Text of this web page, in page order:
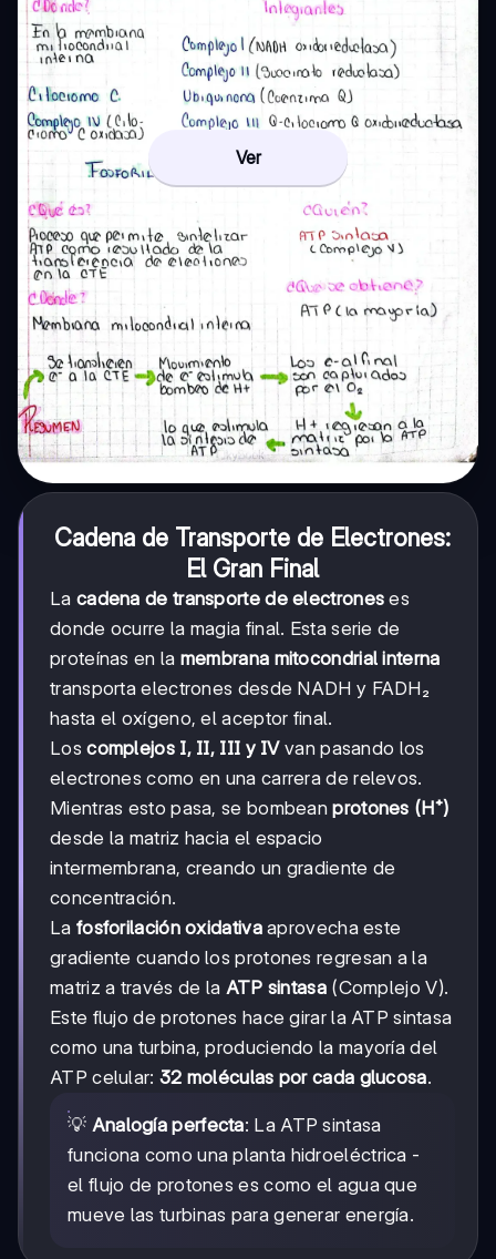
Ver
Cadena de Transporte de Electrones:
El Gran Final
La cadena de transporte de electrones es
donde ocurre la magia final. Esta serie de
proteínas en la membrana mitocondrial interna
transporta electrones desde NADH y FADH₂
hasta el oxígeno, el aceptor final.
Loscomplejos I, II, III y IVvan pasando los
electrones como en una carrera de relevos.
Mientras esto pasa, se bombeanprotones (H⁺)
desde la matriz hacia el espacio
intermembrana, creando un gradiente de
concentración.
La fosforilación oxidativaaprovecha este
gradiente cuando los protones regresan a la
matriz a través de la ATP sintasa(Complejo V).
Este flujo de protones hace girar la ATP sintasa
como una turbina, produciendo la mayoría del
ATP celular: 32 moléculas por cada glucosa.
💡 Analogía perfecta: La ATP sintasa
funciona como una planta hidroeléctrica -
el flujo de protones es como el agua que
mueve las turbinas para generar energía.